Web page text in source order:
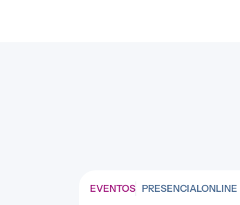
EVENTOS PRESENCIALONLINE